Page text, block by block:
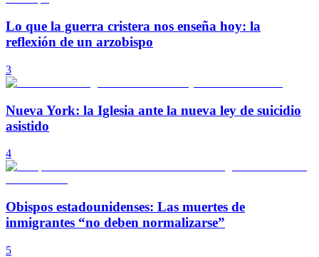
Lo que la guerra cristera nos enseña hoy: la
reflexión de un arzobispo
3
Nueva York: la Iglesia ante la nueva ley de suicidio
asistido
4
Obispos estadounidenses: Las muertes de
inmigrantes “no deben normalizarse”
5